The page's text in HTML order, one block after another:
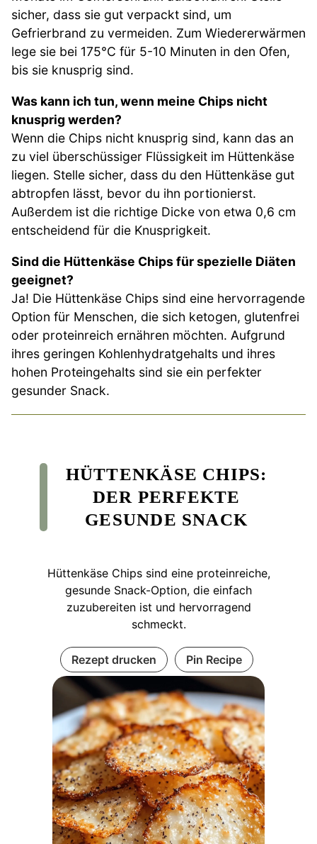
sicher, dass sie gut verpackt sind, um
Gefrierbrand zu vermeiden. Zum Wiedererwärmen
lege sie bei 175°C für 5-10 Minuten in den Ofen,
bis sie knusprig sind.
Was kann ich tun, wenn meine Chips nicht
knusprig werden?
Wenn die Chips nicht knusprig sind, kann das an
zu viel überschüssiger Flüssigkeit im Hüttenkäse
liegen. Stelle sicher, dass du den Hüttenkäse gut
abtropfen lässt, bevor du ihn portionierst.
Außerdem ist die richtige Dicke von etwa 0,6 cm
entscheidend für die Knusprigkeit.
Sind die Hüttenkäse Chips für spezielle Diäten
geeignet?
Ja! Die Hüttenkäse Chips sind eine hervorragende
Option für Menschen, die sich ketogen, glutenfrei
oder proteinreich ernähren möchten. Aufgrund
ihres geringen Kohlenhydratgehalts und ihres
hohen Proteingehalts sind sie ein perfekter
gesunder Snack.
HÜTTENKÄSE CHIPS:
DER PERFEKTE
GESUNDE SNACK
Hüttenkäse Chips sind eine proteinreiche,
gesunde Snack-Option, die einfach
zuzubereiten ist und hervorragend
schmeckt.
Rezept drucken Pin Recipe